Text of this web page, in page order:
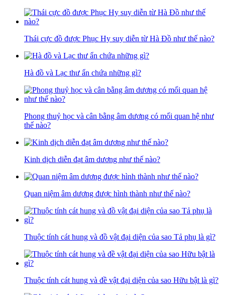
Thái cực đồ được Phục Hy suy diễn từ Hà Đồ như thế nào?
Hà đồ và Lạc thư ẩn chứa những gì?
Phong thuỷ học và cân bằng âm dương có mối quan hệ như
thế nào?
Kinh dịch diễn đạt âm dương như thế nào?
Quan niệm âm dương được hình thành như thế nào?
Thuộc tính cát hung và đồ vật đại diện của sao Tả phụ là gì?
Thuộc tính cát hung và đề vật đại diện của sao Hữu bật là gì?